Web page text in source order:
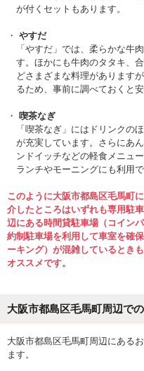
が付くセットもあります。
やすだ
「やすだ」では、柔らかな牛
す。ほかにも牛肉のタタキ、
どさまざまな料理があります
るため、事前に調べておくと安
喫茶なぎ
「喫茶なぎ」にはドリンクの
が充実しています。さらにあ
ンドイッチなどの軽食メニュ
ランチやモーニングにも利用で
このように大阪市都島区毛馬町
介したところはいずれも専用駐
辺にある時間貸駐車場（コイン
約制駐車場を利用して車室を確
ーキング）が混雑しているとき
オススメです。
大阪市都島区毛馬町周辺で
大阪市都島区毛馬町周辺にある
ます。